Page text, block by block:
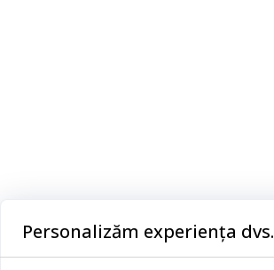
Personalizăm experiența dvs.